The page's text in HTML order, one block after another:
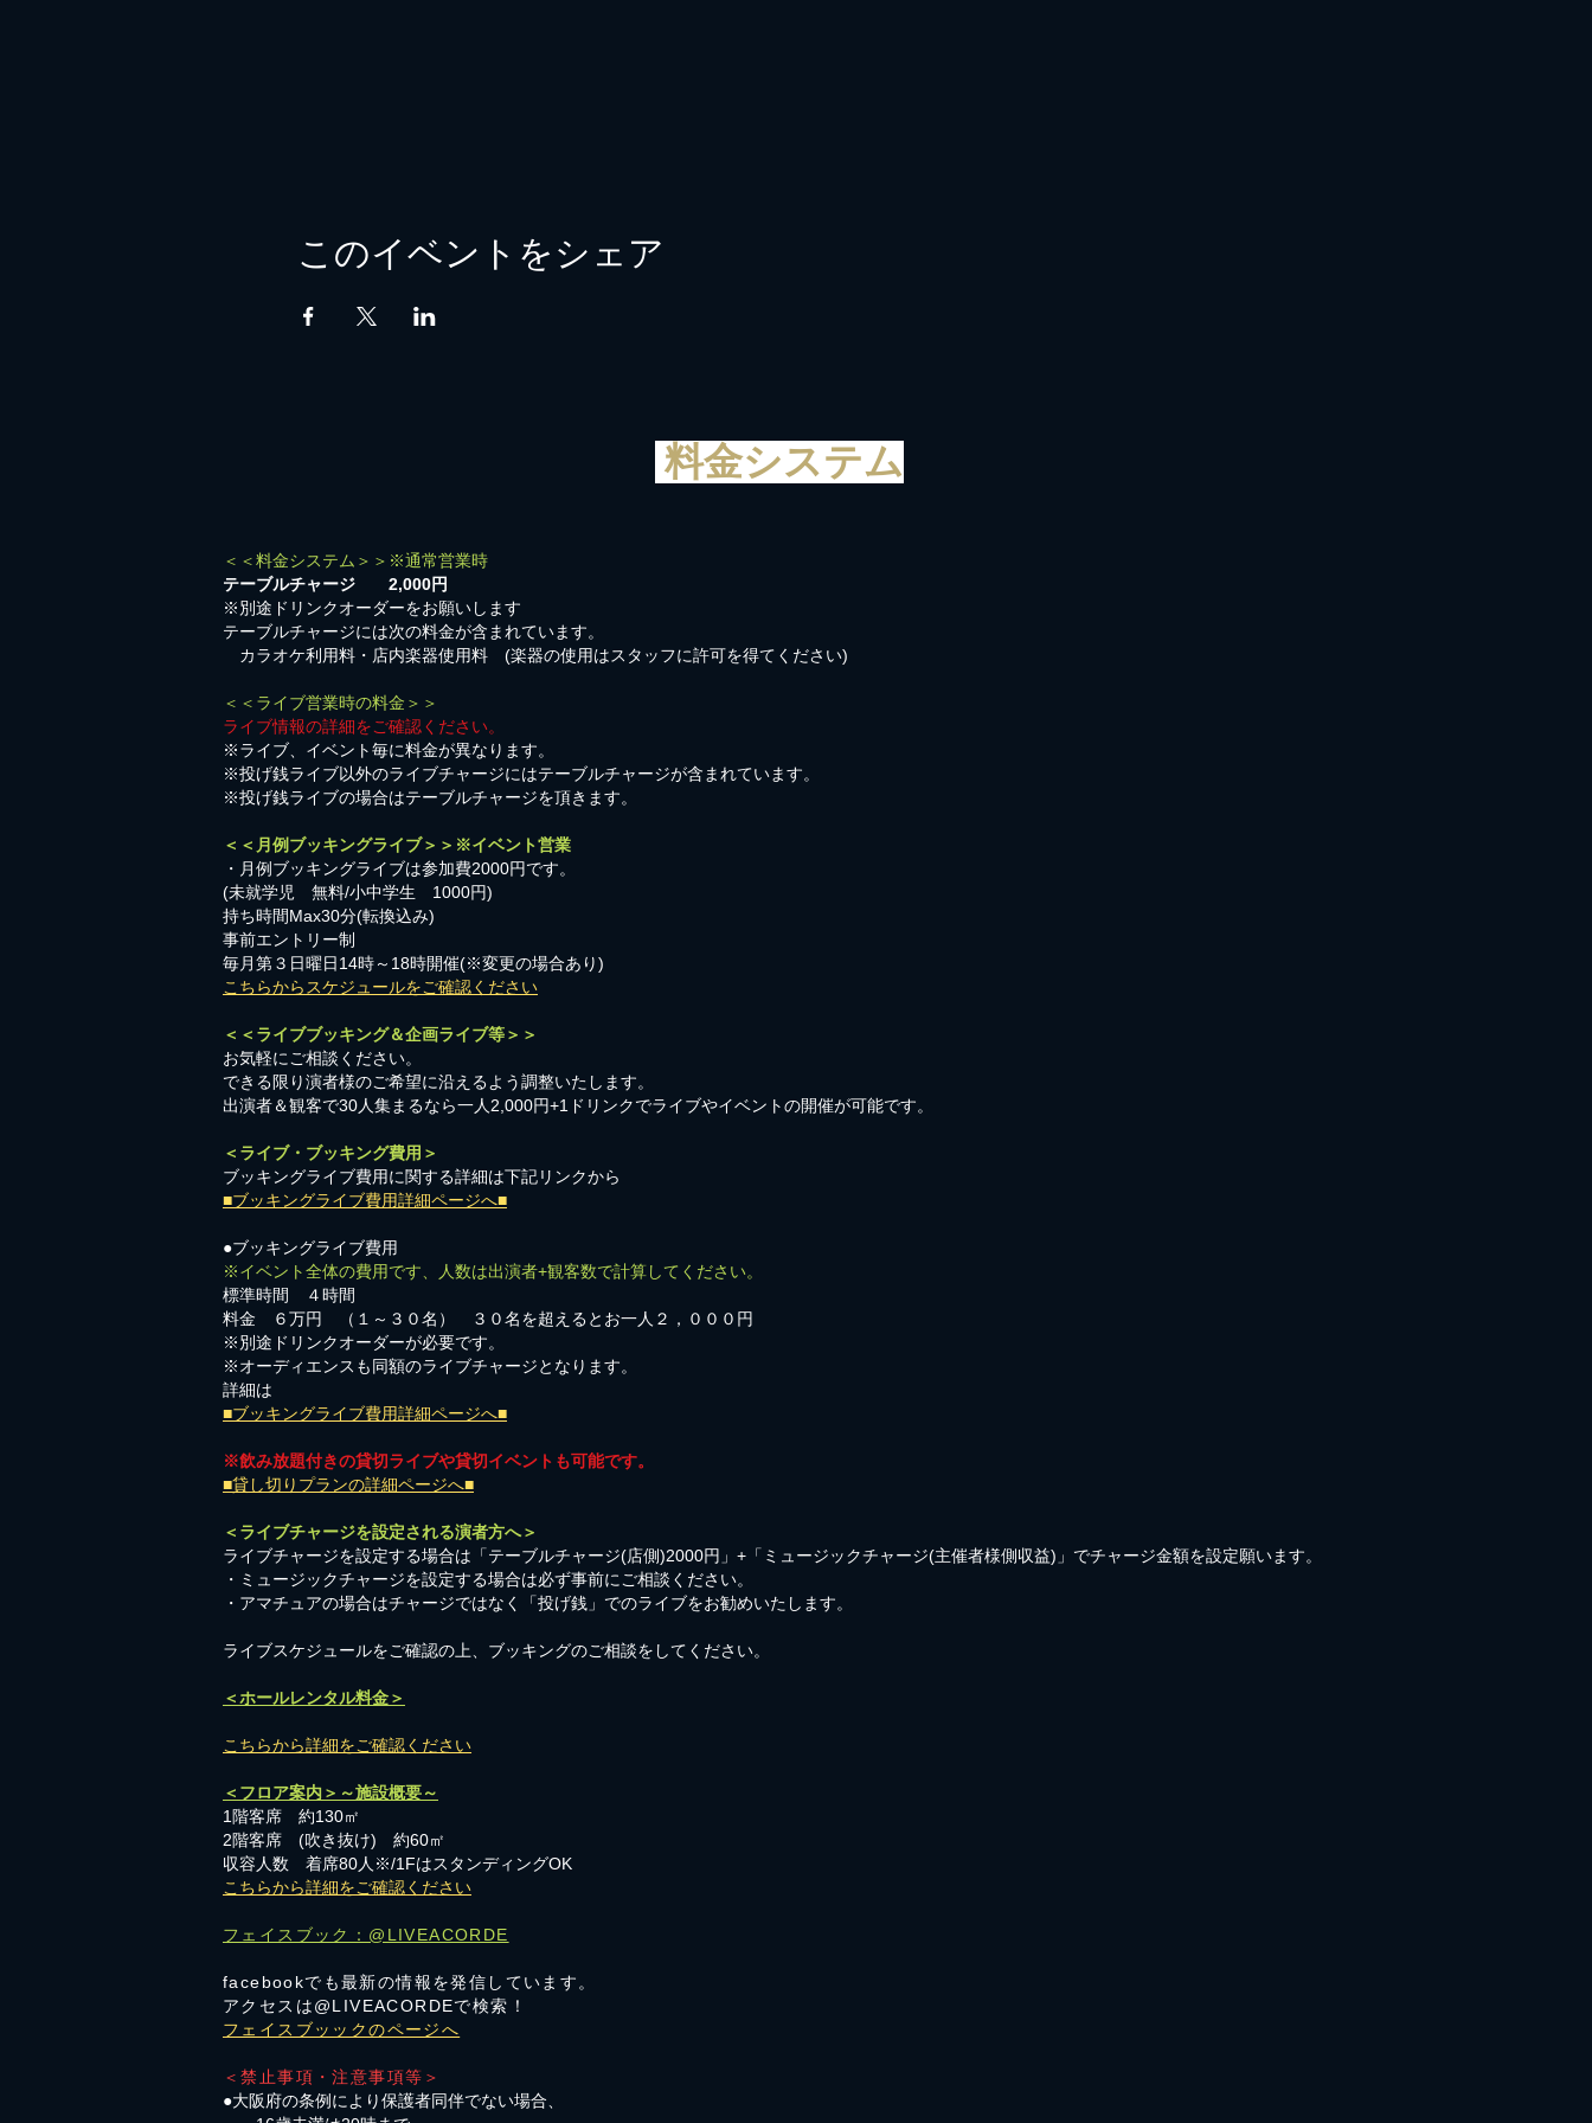
このイベントをシェア
料金システム
＜＜料金システム＞＞※通常営業時
テーブルチャージ 2,000円
※別途ドリンクオーダーをお願いします
テーブルチャージには次の料金が含まれています。
カラオケ利用料・店内楽器使用料 (楽器の使用はスタッフに許可を得てください)
＜＜ライブ営業時の料金＞＞
ライブ情報の詳細をご確認ください。
※ライブ、イベント毎に料金が異なります。
※投げ銭ライブ以外のライブチャージにはテーブルチャージが含まれています。
※投げ銭ライブの場合はテーブルチャージを頂きます。
＜＜月例ブッキングライブ＞＞※イベント営業
・月例ブッキングライブは参加費2000円です。
​(未就学児 無料/小中学生 1000円)
持ち時間Max30分(転換込み)
事前エントリー制
毎月第３日曜日14時～18時開催(※変更の場合あり)
こちらからスケジュールをご確認ください
＜＜ライブブッキング＆企画ライブ等＞＞
お気軽にご相談ください。​
​できる限り演者様のご希望に沿えるよう調整いたします。
出演者＆観客で30人集まるなら一人2,000円+1ドリンクでライブやイベントの開催が可能です。
＜ライブ・ブッキング費用＞
ブッキングライブ費用に関する詳細は下記リンクから
■ブッキングライブ費用詳細ページへ■
●ブッキングライブ費用
※イベント全体の費用です、人数は出演者+観客数で計算してください。
標準時間 ４時間
料金 ６万円 （１～３０名） ３０名を超えるとお一人２，０００円
※別途ドリンクオーダーが必要です。
※オーディエンスも同額のライブチャージとなります。
詳細は
■ブッキングライブ費用詳細ページへ■
※飲み放題付きの貸切ライブや貸切イベントも可能です。
■貸し切りプランの詳細ページへ■
＜ライブチャージを設定される演者方へ＞
ライブチャージを設定する場合は「テーブルチャージ(店側)2000円」+「ミュージックチャージ(主催者様側収益)」でチャージ金額を設定願います。
・ミュージックチャージを設定する場合は必ず事前にご相談ください。
​・アマチュアの場合はチャージではなく「投げ銭」でのライブをお勧めいたします。
​ライブスケジュールをご確認の上、ブッキングのご相談をしてください。
＜ホールレンタル料金＞
こちらから詳細をご確認ください
＜フロア案内＞～施設概要～
1階客席 約130㎡
2階客席 (吹き抜け) 約60㎡
収容人数 着席80人※/1FはスタンディングOK
こちらから詳細をご確認ください
フェイスブック：@LIVEACORDE
facebookでも最新の情報を発信しています。
アクセスは@LIVEACORDEで検索！
フェイスブッックのページへ
＜禁止事項・注意事項等＞
●大阪府の条例により保護者同伴でない場合、